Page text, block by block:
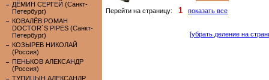
ДЁМИН СЕРГЕЙ (Санкт-
Петербург)
КОВАЛЁВ РОМАН
DOCTOR`S PIPES (Санкт-
Петербург)
КОЗЫРЕВ НИКОЛАЙ
(Россия)
ПЕНЬКОВ АЛЕКСАНДР
(Россия)
ТУПИЦЫН АЛЕКСАНДР
Перейти на страницу: 1 показать все
[убрать деление на